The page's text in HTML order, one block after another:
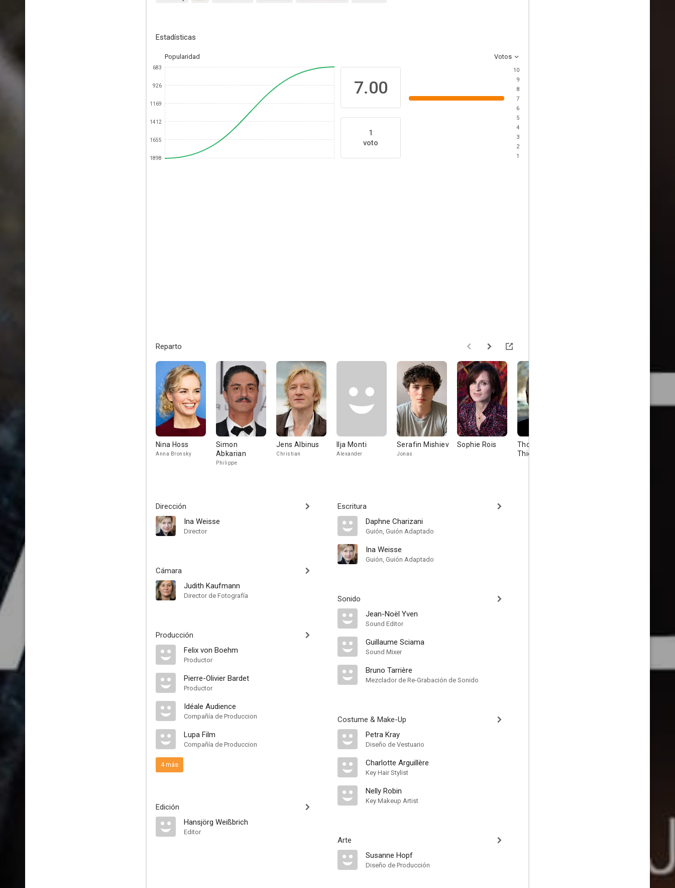
Estadísticas
Popularidad Votos
683
926
1169
1412
1655
1898
7.00
1
voto
10
9
8
7
6
5
4
3
2
1
Reparto
Nina Hoss
Anna Bronsky
Simon
Abkarian
Philippe
Jens Albinus
Christian
Ilja Monti
Alexander
Serafin Mishiev
Jonas
Sophie Rois
Thomas
Thieme
Dirección
Ina Weisse
Director
Cámara
Judith Kaufmann
Director de Fotografía
Producción
Felix von Boehm
Productor
Pierre-Olivier Bardet
Productor
Idéale Audience
Compañía de Produccion
Lupa Film
Compañía de Produccion
4 más
Edición
Hansjörg Weißbrich
Editor
Escritura
Daphne Charizani
Guión, Guión Adaptado
Ina Weisse
Guión, Guión Adaptado
Sonido
Jean-Noël Yven
Sound Editor
Guillaume Sciama
Sound Mixer
Bruno Tarrière
Mezclador de Re-Grabación de Sonido
Costume & Make-Up
Petra Kray
Diseño de Vestuario
Charlotte Arguillère
Key Hair Stylist
Nelly Robin
Key Makeup Artist
Arte
Susanne Hopf
Diseño de Producción